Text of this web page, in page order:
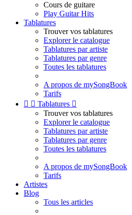
Cours de guitare
Play Guitar Hits
Tablatures
Trouver vos tablatures
Explorer le catalogue
Tablatures par artiste
Tablatures par genre
Toutes les tablatures
A propos de mySongBook
Tarifs
  Tablatures 
Trouver vos tablatures
Explorer le catalogue
Tablatures par artiste
Tablatures par genre
Toutes les tablatures
A propos de mySongBook
Tarifs
Artistes
Blog
Tous les articles